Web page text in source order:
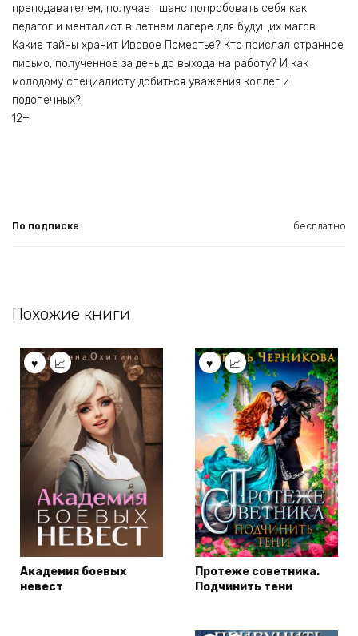
преподавателем, получает шанс попробовать себя как
педагог и менталист в летнем лагере для будущих магов.
Какие тайны хранит Ивовое Поместье? Кто прислал странное
письмо, полученное за день до выхода на работу? И как
молодому специалисту добиться уважения коллег и
подопечных?
12+
По подписке бесплатно
Похожие книги
Академия боевых
невест
Протеже советника.
Подчинить тени